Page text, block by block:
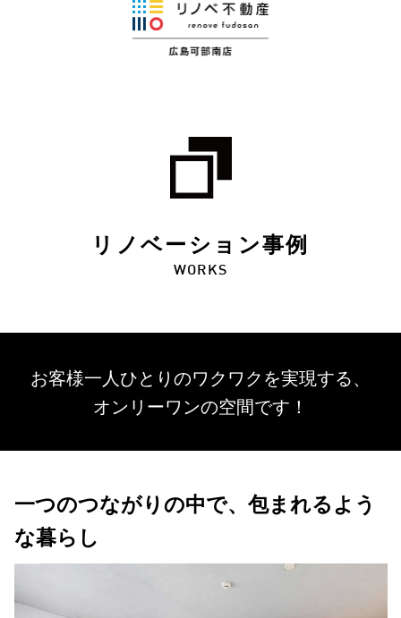
リノベーション事例
WORKS
お客様一人ひとりのワクワクを実現する、
オンリーワンの空間です！
一つのつながりの中で、包まれるよう
な暮らし